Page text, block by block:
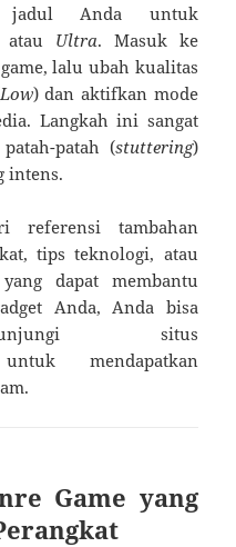
jadul Anda untuk
atau Ultra. Masuk ke
lalu ubah kualitas
Low) dan aktifkan mode
Langkah ini sangat
patah (stuttering)
intens.
referensi tambahan
tips teknologi, atau
dapat membantu
Anda, Anda bisa
situs
mendapatkan
Game yang